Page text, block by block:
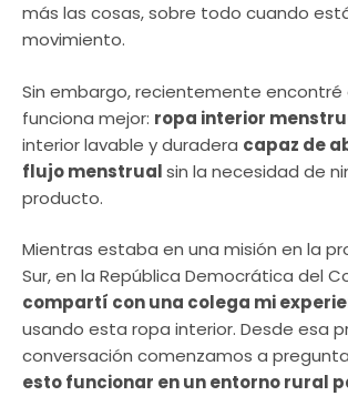
más las cosas, sobre todo cuando
movimiento.
Sin embargo, recientemente encontré
funciona mejor: ropa interior
interior lavable y duradera capaz de
flujo menstrualsin la necesidad de
producto.
Mientras estaba en una misión en la
Sur, en la República Democrática del
compartí con una colega mi
usando esta ropa interior. Desde esa
conversación comenzamos a
esto funcionar en un entorno rural